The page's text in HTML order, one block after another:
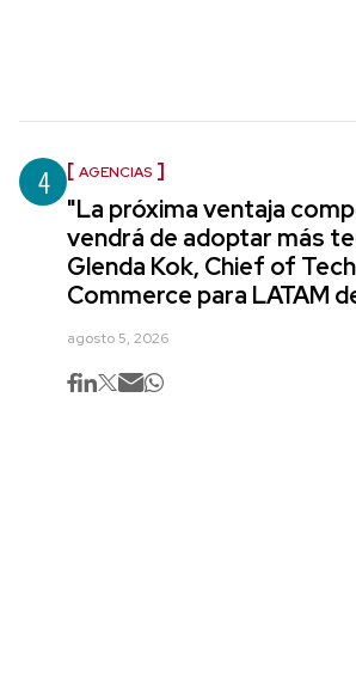
4 AGENCIAS
"La próxima ventaja
vendrá de adoptar más
Glenda Kok, Chief of
Commerce para LATAM
agosto 5, 2026